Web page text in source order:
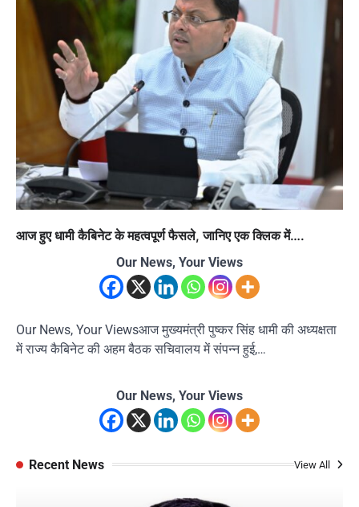
आज हुए धामी कैबिनेट के महत्वपूर्ण फैसले, जानिए एक क्लिक में….
Our News, Your Views
Our News, Your Viewsआज मुख्यमंत्री पुष्कर सिंह धामी की अध्यक्षता
में राज्य कैबिनेट की अहम बैठक सचिवालय में संपन्न हुई,…
Our News, Your Views
Recent News View All